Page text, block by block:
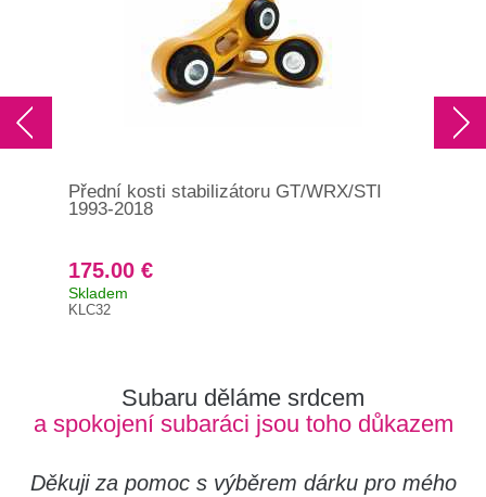
Přední kosti stabilizátoru GT/WRX/STI
1993-2018
175.00 €
Skladem
KLC32
Subaru děláme srdcem
a spokojení subaráci jsou toho důkazem
Děkuji za pomoc s výběrem dárku pro mého